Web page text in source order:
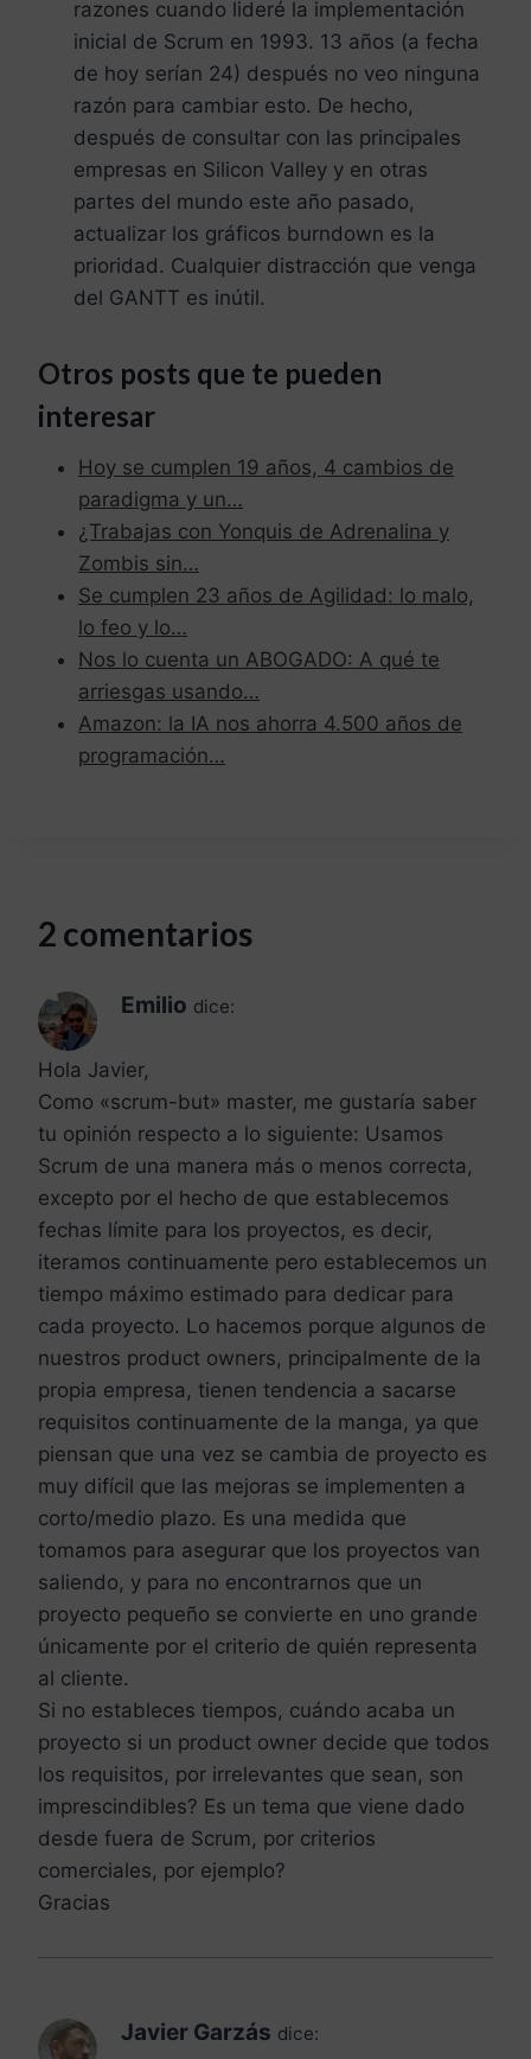
razones cuando lideré la implementación
inicial de Scrum en 1993. 13 años (a fecha
de hoy serían 24) después no veo ninguna
razón para cambiar esto. De hecho,
después de consultar con las principales
empresas en Silicon Valley y en otras
partes del mundo este año pasado,
actualizar los gráficos burndown es la
prioridad. Cualquier distracción que venga
del GANTT es inútil.
Otros posts que te pueden
interesar
Hoy se cumplen 19 años, 4 cambios de
paradigma y un…
¿Trabajas con Yonquis de Adrenalina y
Zombis sin…
Se cumplen 23 años de Agilidad: lo malo,
lo feo y lo…
Nos lo cuenta un ABOGADO: A qué te
arriesgas usando…
Amazon: la IA nos ahorra 4.500 años de
programación…
2 comentarios
Emilio dice:
Hola Javier,
Como «scrum-but» master, me gustaría saber
tu opinión respecto a lo siguiente: Usamos
Scrum de una manera más o menos correcta,
excepto por el hecho de que establecemos
fechas límite para los proyectos, es decir,
iteramos continuamente pero establecemos un
tiempo máximo estimado para dedicar para
cada proyecto. Lo hacemos porque algunos de
nuestros product owners, principalmente de la
propia empresa, tienen tendencia a sacarse
requisitos continuamente de la manga, ya que
piensan que una vez se cambia de proyecto es
muy difícil que las mejoras se implementen a
corto/medio plazo. Es una medida que
tomamos para asegurar que los proyectos van
saliendo, y para no encontrarnos que un
proyecto pequeño se convierte en uno grande
únicamente por el criterio de quién representa
al cliente.
Si no estableces tiempos, cuándo acaba un
proyecto si un product owner decide que todos
los requisitos, por irrelevantes que sean, son
imprescindibles? Es un tema que viene dado
desde fuera de Scrum, por criterios
comerciales, por ejemplo?
Gracias
Javier Garzás dice: